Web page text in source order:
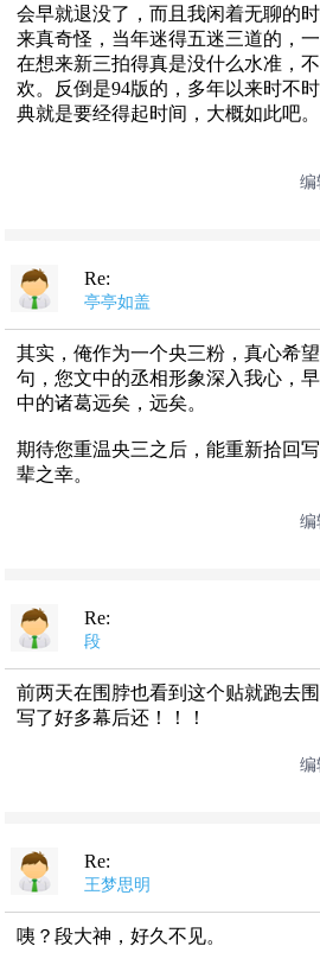
会早就退没了，而且我闲着无聊的
来真奇怪，当年迷得五迷三道的，
在想来新三拍得真是没什么水准，
欢。反倒是94版的，多年以来时不
典就是要经得起时间，大概如此吧。
编
Re:
亭亭如盖
其实，俺作为一个央三粉，真心希
句，您文中的丞相形象深入我心，
中的诸葛远矣，远矣。
期待您重温央三之后，能重新拾回
辈之幸。
编
Re:
段
前两天在围脖也看到这个贴就跑去
写了好多幕后还！！！
编
Re:
王梦思明
咦？段大神，好久不见。